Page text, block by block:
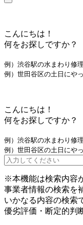
こんにちは！
何をお探しですか？
例）渋谷駅の水まわり修
例）世田谷区の土日にや
こんにちは！
何をお探しですか？
例）渋谷駅の水まわり修
例）世田谷区の土日にや
※本機能は検索内容
事業者情報の検索を
いかなる内容の検索
優劣評価・断定的判